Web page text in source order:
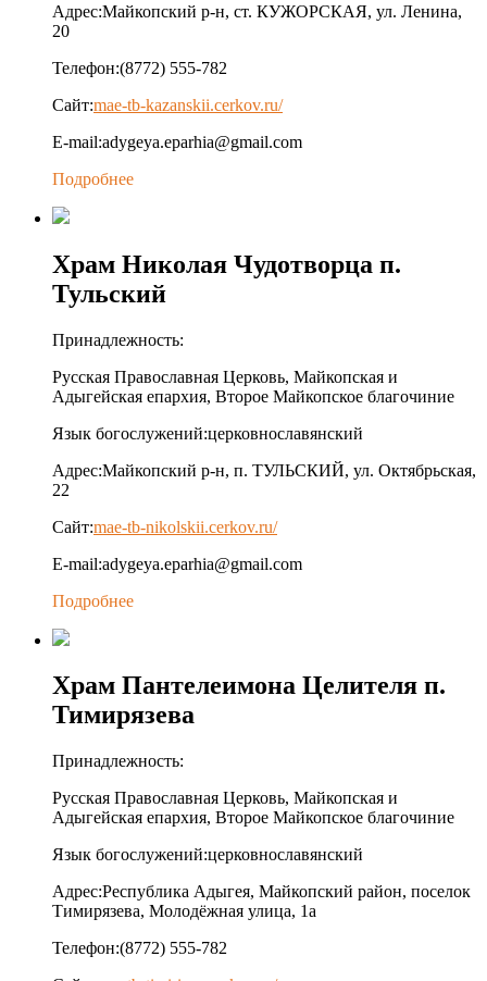
Адрес:Майкопский р-н, ст. КУЖОРСКАЯ, ул. Ленина,
20
Телефон:(8772) 555-782
Сайт:mae-tb-kazanskii.cerkov.ru/
E-mail:adygeya.eparhia@gmail.com
Подробнее
Храм Николая Чудотворца п.
Тульский
Принадлежность:
Русская Православная Церковь, Майкопская и
Адыгейская епархия, Второе Майкопское благочиние
Язык богослужений:церковнославянский
Адрес:Майкопский р-н, п. ТУЛЬСКИЙ, ул. Октябрьская,
22
Сайт:mae-tb-nikolskii.cerkov.ru/
E-mail:adygeya.eparhia@gmail.com
Подробнее
Храм Пантелеимона Целителя п.
Тимирязева
Принадлежность:
Русская Православная Церковь, Майкопская и
Адыгейская епархия, Второе Майкопское благочиние
Язык богослужений:церковнославянский
Адрес:Республика Адыгея, Майкопский район, поселок
Тимирязева, Молодёжная улица, 1а
Телефон:(8772) 555-782